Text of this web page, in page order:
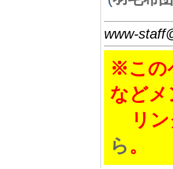
www-
※この
など
リン
ら。